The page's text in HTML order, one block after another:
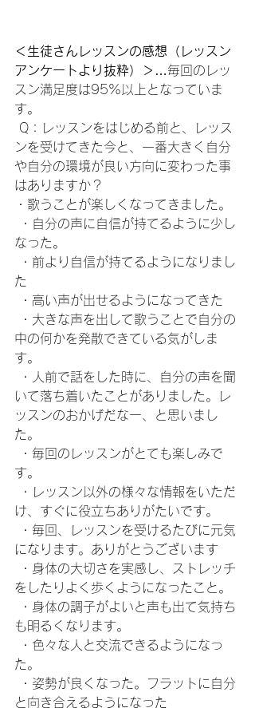
＜生徒さんレッスンの感想（レッスン
アンケートより抜粋）＞
…毎回のレッ
スン満足度は95%以上となっていま
す。
ンを受けてきた今と、一番大きく自分
や自分の環境が良い方向に変わった事
はありますか？
・歌うことが楽しくなってきました。
なった。
た
・高い声が出せるようになってきた
中の何かを発散できている気がしま
す。
いて落ち着いたことがありました。レ
ッスンのおかげだなー、と思いまし
た。
す。
け、すぐに役立ちありがたいです。
になります。ありがとうございます
をしたりよく歩くようになったこと。
も明るくなります。
た。
と向き合えるようになった